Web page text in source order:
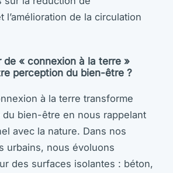
l’amélioration de la circulation
de « connexion à la terre »
perception du bien-être ?
à la terre transforme
du bien-être en nous rappelant
avec la nature. Dans nos
urbains, nous évoluons
des surfaces isolantes : béton,